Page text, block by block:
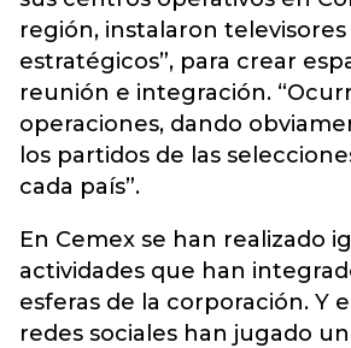
región, instalaron televisores
estratégicos”, para crear
reunión e integración.
operaciones, dando
los partidos de las
cada país”.
En Cemex se han realizado
actividades que han
esferas de la corporación. Y
redes sociales han jugado